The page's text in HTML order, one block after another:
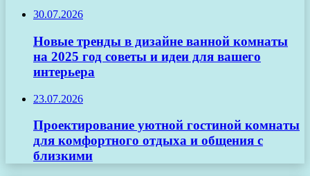
30.07.2026
Новые тренды в дизайне ванной комнаты
на 2025 год советы и идеи для вашего
интерьера
23.07.2026
Проектирование уютной гостиной комнаты
для комфортного отдыха и общения с
близкими